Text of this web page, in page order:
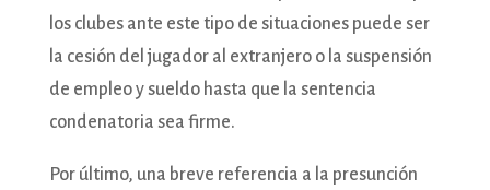
los clubes ante este tipo de situaciones puede ser
la cesión del jugador al extranjero o la suspensión
de empleo y sueldo hasta que la sentencia
condenatoria sea firme.
Por último, una breve referencia a la presunción